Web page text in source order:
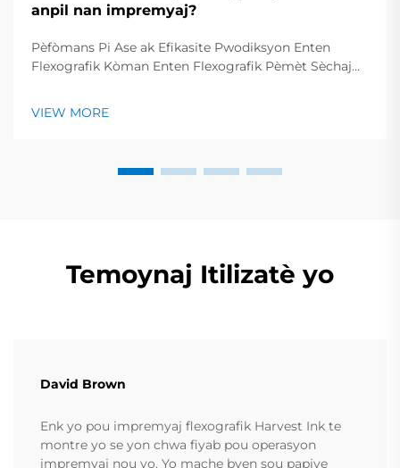
anpil nan impremyaj?
Pèfòmans Pi Ase ak Efikasite Pwodiksyon Enten
Flexografik Kòman Enten Flexografik Pèmèt Sèchaj
ideyal pou pwodui anpil materyèl enprime...
VIEW MORE
Temoynaj Itilizatè yo
David Brown
Enk yo pou impremyaj flexografik Harvest Ink te
montre yo se yon chwa fiyab pou operasyon
impremyaj nou yo. Yo mache byen sou papiye